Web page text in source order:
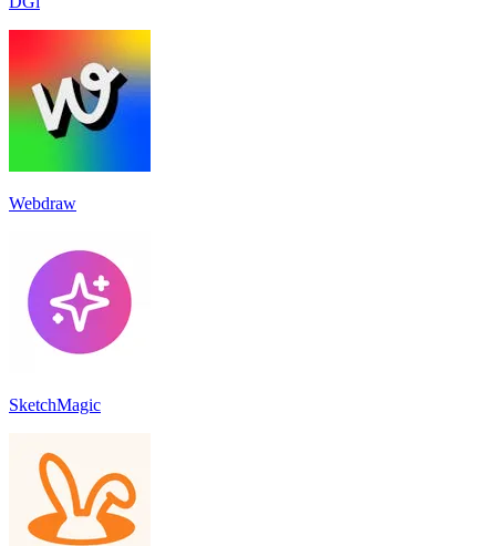
Webdraw
SketchMagic